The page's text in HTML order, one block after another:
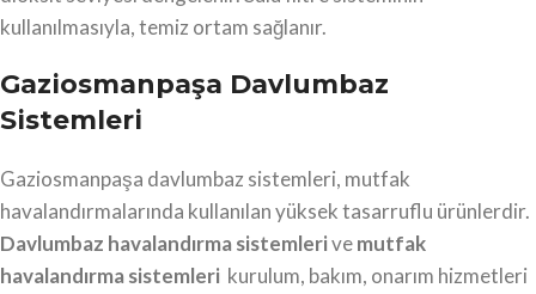
kullanılmasıyla, temiz ortam sağlanır.
Gaziosmanpaşa Davlumbaz
Sistemleri
Gaziosmanpaşa davlumbaz sistemleri, mutfak
havalandırmalarında kullanılan yüksek tasarruflu ürünlerdir.
Davlumbaz havalandırma sistemlerivemutfak
havalandırma sistemleri kurulum, bakım, onarım hizmetleri